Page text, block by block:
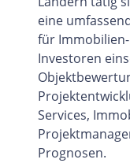
eine
für
Investoren
Services,
Prognosen.